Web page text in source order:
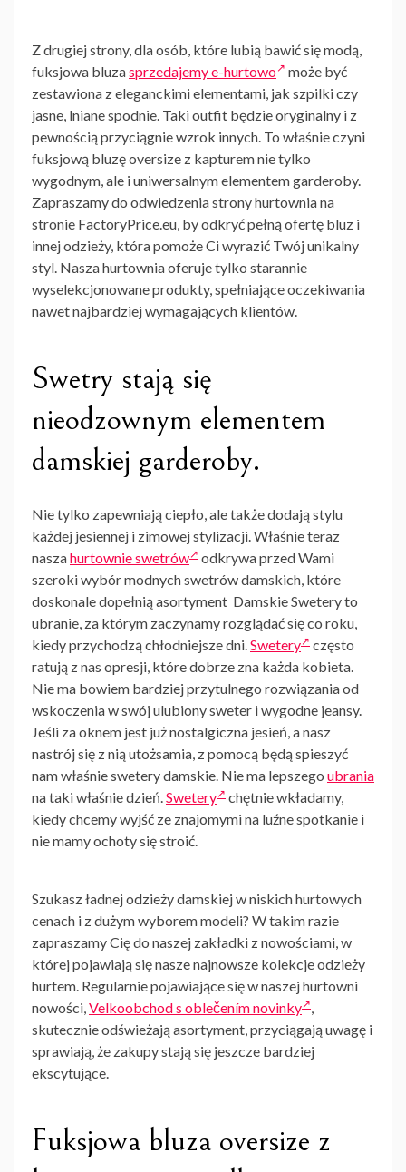
Z drugiej strony, dla osób, które lubią bawić się modą,
fuksjowa bluzasprzedajemy e-hurtowo
może być
zestawiona z eleganckimi elementami, jak szpilki czy
jasne, lniane spodnie. Taki outfit będzie oryginalny i z
pewnością przyciągnie wzrok innych. To właśnie czyni
fuksjową bluzę oversize z kapturem nie tylko
wygodnym, ale i uniwersalnym elementem garderoby.
Zapraszamy do odwiedzenia strony hurtownia na
stronie FactoryPrice.eu, by odkryć pełną ofertę bluz i
innej odzieży, która pomoże Ci wyrazić Twój unikalny
styl. Nasza hurtownia oferuje tylko starannie
wyselekcjonowane produkty, spełniające oczekiwania
nawet najbardziej wymagających klientów.
Swetry stają się
nieodzownym elementem
damskiej garderoby.
Nie tylko zapewniają ciepło, ale także dodają stylu
każdej jesiennej i zimowej stylizacji. Właśnie teraz
naszahurtownie swetrów
odkrywa przed Wami
szeroki wybór modnych swetrów damskich, które
doskonale dopełnią asortyment DamskieSweteryto
ubranie, za którym zaczynamy rozglądać się co roku,
kiedy przychodzą chłodniejsze dni.Swetery
często
ratują z nas opresji, które dobrze zna każda kobieta.
Nie ma bowiem bardziej przytulnego rozwiązania od
wskoczenia w swój ulubionysweter i wygodne jeansy.
Jeśli za oknem jest już nostalgiczna jesień, a nasz
nastrój się z nią utożsamia, z pomocą będą spieszyć
nam właśnieswetery damskie. Nie ma lepszego ubrania
na taki właśnie dzień.Swetery
chętnie wkładamy,
kiedy chcemy wyjść ze znajomymi na luźne spotkanie i
nie mamy ochoty się stroić.
Szukasz ładnej odzieży damskiej w niskich hurtowych
cenach i z dużym wyborem modeli? W takim razie
zapraszamy Cię do naszej zakładki z nowościami, w
której pojawiają się nasze najnowsze kolekcje odzieży
hurtem. Regularnie pojawiające się w naszej hurtowni
nowości,Velkoobchod s oblečením novinky ,
skutecznie odświeżają asortyment, przyciągają uwagę i
sprawiają, że zakupy stają się jeszcze bardziej
ekscytujące.
Fuksjowa bluza oversize z